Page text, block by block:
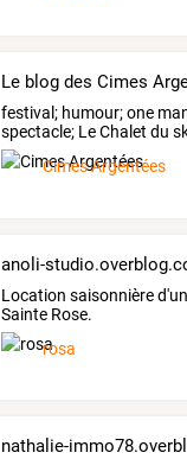
Le blog des Cimes
festival; humour;one
spectacle; LeChalet du
Cimes Argentées
anoli-
Location saisonnière
Sainte Rose.
rosa
nathalie-